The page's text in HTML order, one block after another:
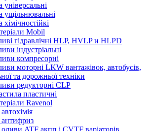
ущільнювальні
Mobil
гідравлічні HLP, HVLP и HLPD
індустріальні
компресорні
моторні LKW вантажівок, автобусів,
та дорожньої техніки
редукторні CLP
пластичні
Ravenol
ATF акпп і CVTF варіаторів